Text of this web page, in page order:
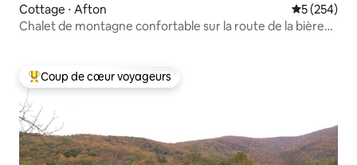
Cottage ⋅ Afton Évaluation
5 (254)
Chalet de montagne confortable sur la route de la bière
Coups de cœur voyageurs les plus appréciés
Coup de cœur voyageurs